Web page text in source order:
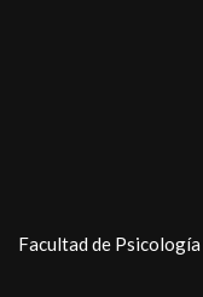
Facultad de Psicología